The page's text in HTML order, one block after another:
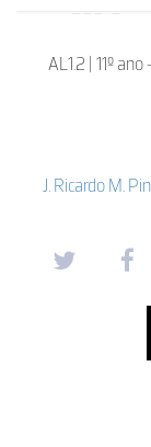
AL1.2 | 11º
J. Ricardo M.